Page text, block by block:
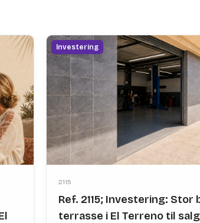
Investering
2115
Ref. 2115; Investering: Stor
terrasse i El Terreno til salg